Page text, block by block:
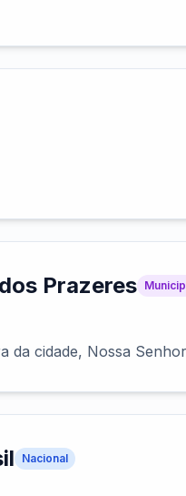
Prazeres
da cidade, Nossa
Nacional